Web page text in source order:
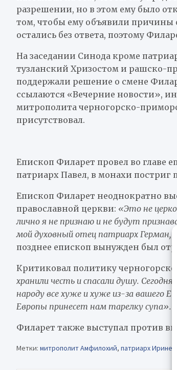
разрешении, но в этом ему было
том, чтобы ему объявили причины
остались без ответа, поэтому
На заседании Синода кроме
тузланский Хризостом и рашско-
поддержали решение о смене
ссылаются «Вечерние новости»,
митрополита черногорско-
присутствовал.
Епископ Филарет провел во главе
патриарх Павел, в монахи постриг
Епископ Филарет неоднократно
православной церкви: «Это не
лично я не признаю и не будут
мой духовный отец патриарх Герман,
позднее епископ вынужден был
Критиковал политику
хранили честь и спасали душу.
народу все хуже и хуже из-за вашего
Европы принесет нам тарелку супа».
Филарет также выступал против
Метки: митрополит Амфилохий, патриарх Ириней